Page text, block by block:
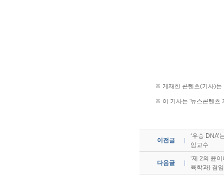
※ 게재한 콘텐츠(기사)는
※ 이 기사는 '뉴스콘텐츠
이전글
‘우승
임교수
다음글
‘제 2의 윤
육학과) 겸